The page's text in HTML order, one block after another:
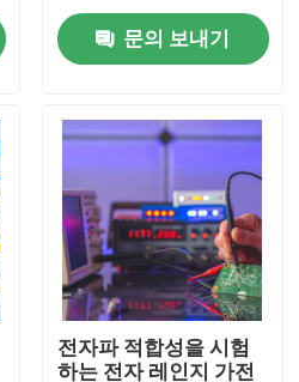
문의 보내기
전자파 적합성을 시험
하는 전자 레인지 가전